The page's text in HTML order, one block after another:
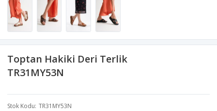
Toptan Hakiki Deri Terlik
TR31MY53N
Stok Kodu TR31MY53N